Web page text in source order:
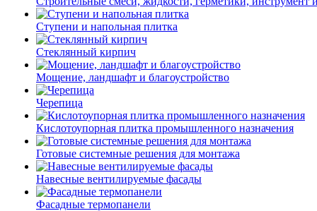
Ступени и напольная плитка
Cтеклянный кирпич
Мощение, ландшафт и благоустройство
Черепица
Кислотоупорная плитка промышленного назначения
Готовые системные решения для монтажа
Навесные вентилируемые фасады
Фасадные термопанели